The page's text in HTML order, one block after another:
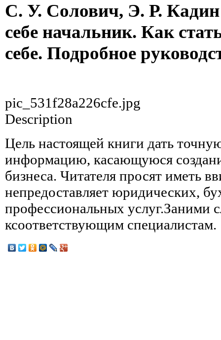
С. У. Солович, Э. Р. Кадин
себе начальник. Как
себе. Подробное
pic_531f28a226cfe.jpg
Description
Цель настоящей книги дать
информацию, касающуюся
бизнеса. Читателя просят иметь
непредоставляет юридических,
профессиональных услуг.Заними
ксоответствующим специалистам.